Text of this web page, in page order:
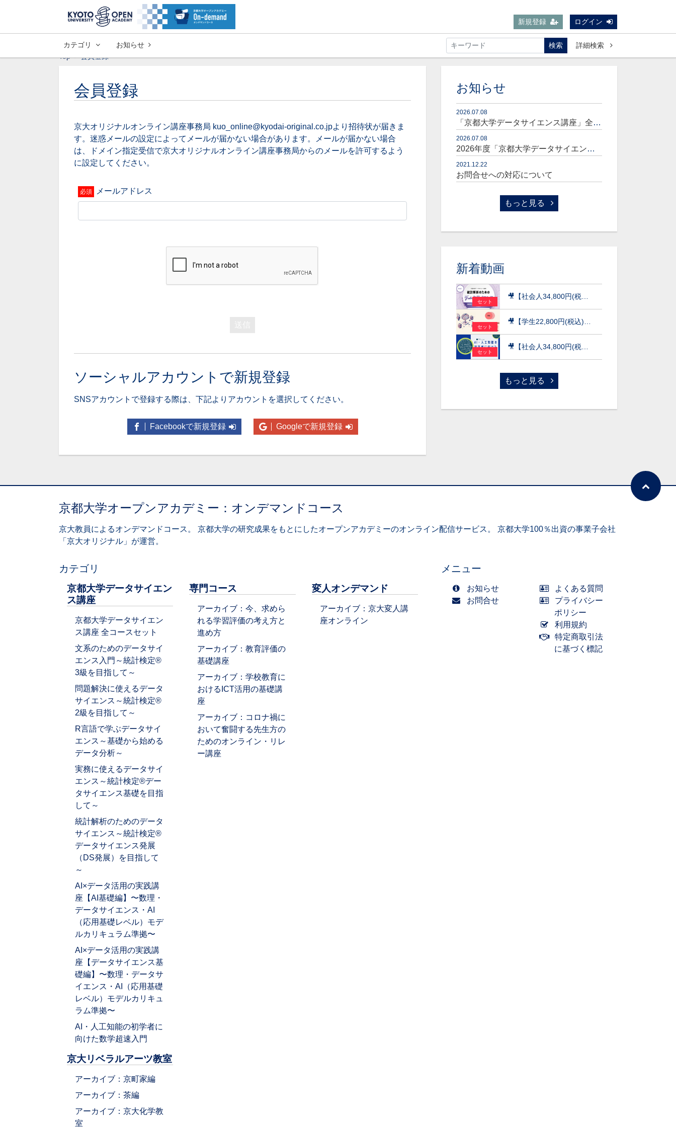
新規登録 ログイン
カテゴリ お知らせ 検索
詳細検索
Top
会員登録
会員登録
京大オリジナルオンライン講座事務局 kuo_online@kyodai-original.co.jpより招待状が届きま
す。迷惑メールの設定によってメールが届かない場合があります。メールが届かない場合
は、ドメイン指定受信で京大オリジナルオンライン講座事務局からのメールを許可するよう
に設定してください。
メールアドレス
ソーシャルアカウントで新規登録
SNSアカウントで登録する際は、下記よりアカウントを選択してください。
Facebookで新規登録 Googleで新規登録
お知らせ
2026.07.08
「京都大学データサイエンス講座」全コースセット販売開始のお知らせ
2026.07.08
2026年度「京都大学データサイエンス講座」販売開始のお知らせ
2021.12.22
お問合せへの対応について
もっと見る
新着動画
セット
🎥【社会人34,800円(税込)】統計解析のためのデータサイエンス～統計検定(R)データサイエンス発展（DS発展）を目指して～［京都大学データサイエンス講座］（2026）
セット
🎥【学生22,800円(税込)】AI×データ活用の実践講座【データサイエンス基礎編】〜数理・データサイエンス・AI（応用基礎レベル）モデルカリキュラム準拠〜［京都大学データサイエンス講座］（2026）
セット
🎥【社会人34,800円(税込)】AI・人工知能の初学者に向けた数学超速入門［京都大学データサイエンス講座］（2026）
もっと見る
京都大学オープンアカデミー：オンデマンドコース
京大教員によるオンデマンドコース。 京都大学の研究成果をもとにしたオープンアカデミーのオンライン配信サービス。 京都大学100％出資の事業子会社
「京大オリジナル」が運営。
カテゴリ
京都大学データサイエン
ス講座
京都大学データサイエン
ス講座 全コースセット
文系のためのデータサイ
エンス入門～統計検定®
3級を目指して～
問題解決に使えるデータ
サイエンス～統計検定®
2級を目指して～
R言語で学ぶデータサイ
エンス～基礎から始める
データ分析～
実務に使えるデータサイ
エンス～統計検定®デー
タサイエンス基礎を目指
して～
統計解析のためのデータ
サイエンス～統計検定®
データサイエンス発展
（DS発展）を目指して
～
AI×データ活用の実践講
座【AI基礎編】〜数理・
データサイエンス・AI
（応用基礎レベル）モデ
ルカリキュラム準拠〜
AI×データ活用の実践講
座【データサイエンス基
礎編】〜数理・データサ
イエンス・AI（応用基礎
レベル）モデルカリキュ
ラム準拠〜
AI・人工知能の初学者に
向けた数学超速入門
専門コース
アーカイブ：今、求めら
れる学習評価の考え方と
進め方
アーカイブ：教育評価の
基礎講座
アーカイブ：学校教育に
おけるICT活用の基礎講
座
アーカイブ：コロナ禍に
おいて奮闘する先生方の
ためのオンライン・リレ
ー講座
変人オンデマンド
アーカイブ：京大変人講
座オンライン
京大リベラルアーツ教室
アーカイブ：京町家編
アーカイブ：茶編
アーカイブ：京大化学教
室
メニュー
お知らせ
お問合せ
よくある質問
プライバシー
ポリシー
利用規約
特定商取引法
に基づく標記